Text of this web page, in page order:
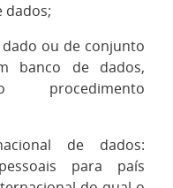
dados;
dado ou de conjunto
banco de dados,
procedimento
de dados:
para país